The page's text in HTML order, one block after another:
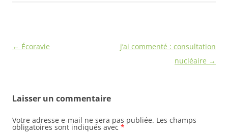
Navigation
← Écoravie
j’ai commenté : consultation
nucléaire →
Laisser un commentaire
Votre adresse e-mail ne sera pas publiée. Les champs
obligatoires sont indiqués avec *